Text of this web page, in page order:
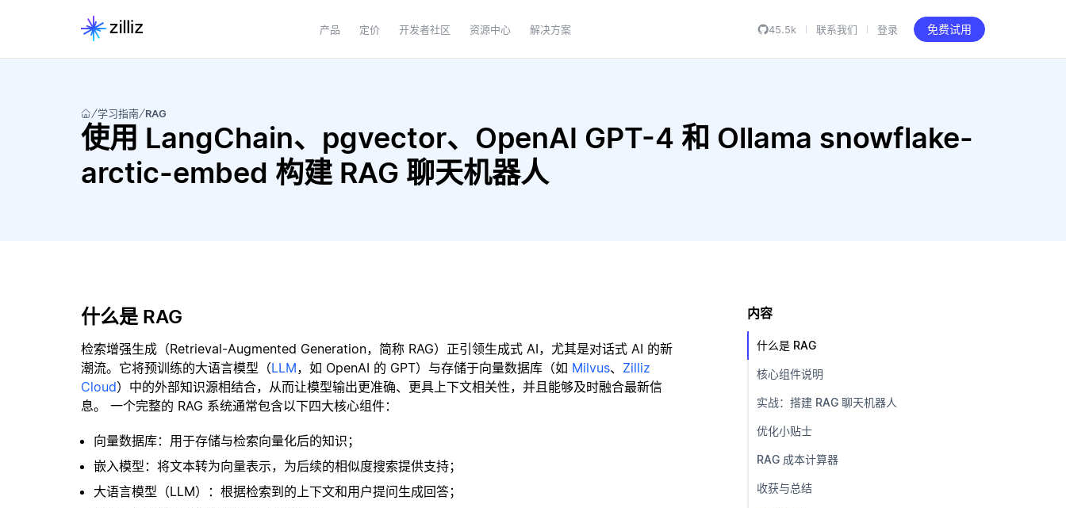
产品 定价 开发者社区 资源中心 解决方案 45.5k 联系我们 登录 免费试用
学习指南 RAG
使用 LangChain、pgvector、OpenAI GPT-4 和 Ollama snowflake-
arctic-embed 构建 RAG 聊天机器人
什么是 RAG
检索增强生成（Retrieval-Augmented Generation，简称 RAG）正引领生成式 AI，尤其是对话式 AI 的新
潮流。它将预训练的大语言模型（LLM，如 OpenAI 的 GPT）与存储于向量数据库（如 Milvus、 Zilliz
Cloud）中的外部知识源相结合，从而让模型输出更准确、更具上下文相关性，并且能够及时融合最新信
息。 一个完整的 RAG 系统通常包含以下四大核心组件：
向量数据库：用于存储与检索向量化后的知识；
嵌入模型：将文本转为向量表示，为后续的相似度搜索提供支持；
大语言模型（LLM）：根据检索到的上下文和用户提问生成回答；
内容
什么是 RAG
核心组件说明
实战：搭建 RAG 聊天机器人
优化小贴士
RAG 成本计算器
收获与总结